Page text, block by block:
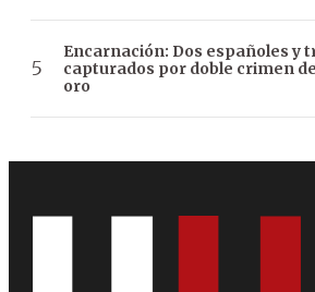
Encarnación: Dos españoles y
capturados por doble crimen
oro